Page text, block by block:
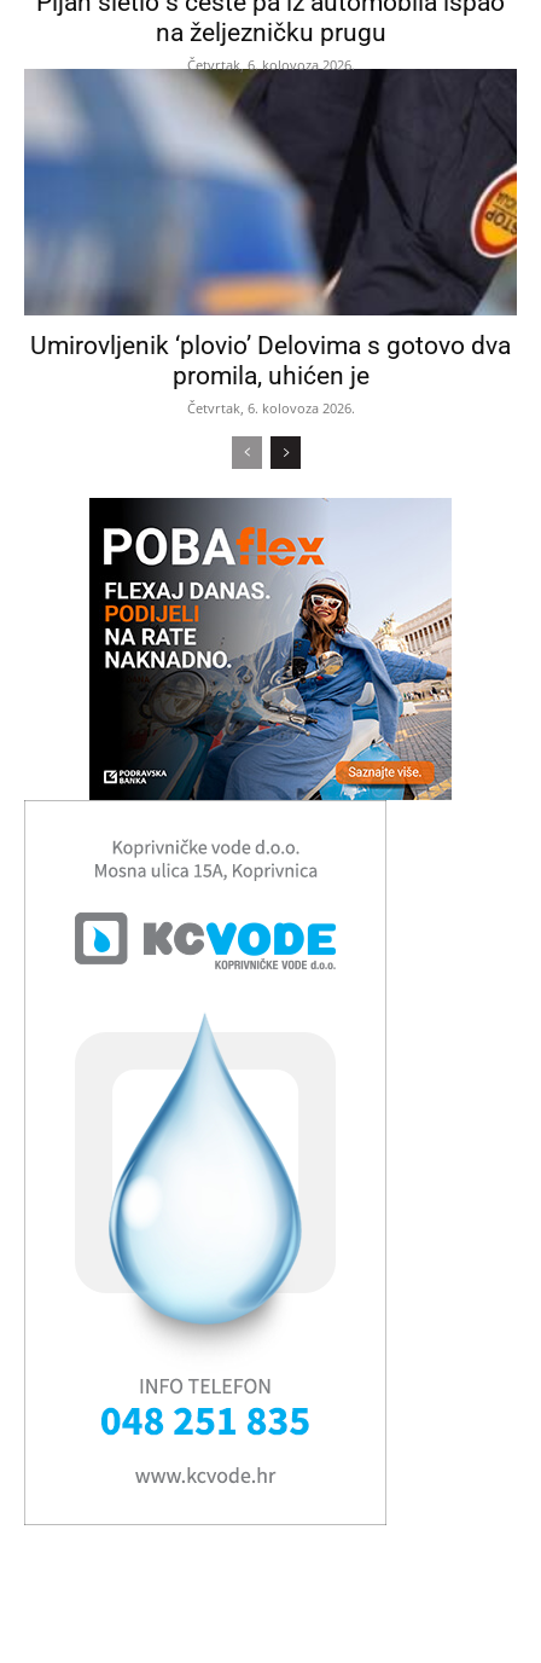
na željezničku prugu
Četvrtak, 6. kolovoza 2026.
Umirovljenik ‘plovio’ Delovima s gotovo dva
promila, uhićen je
Četvrtak, 6. kolovoza 2026.